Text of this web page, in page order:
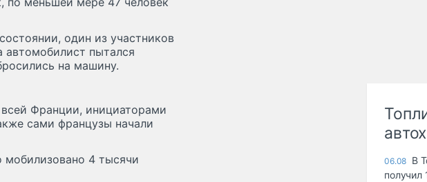
один из участников
автомобилист пытался
на машину.
Франции, инициаторами
сами французы начали
мобилизовано 4 тысячи
06.08 В
получил